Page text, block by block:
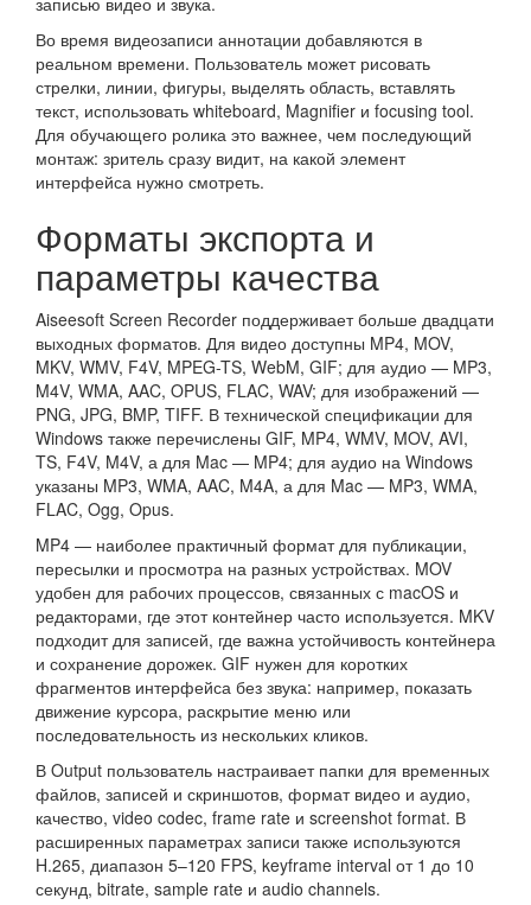
Во время видеозаписи аннотации добавляются в
реальном времени. Пользователь может рисовать
стрелки, линии, фигуры, выделять область, вставлять
текст, использовать whiteboard, Magnifier и focusing tool.
Для обучающего ролика это важнее, чем последующий
монтаж: зритель сразу видит, на какой элемент
интерфейса нужно смотреть.
Форматы экспорта и
параметры качества
Aiseesoft Screen Recorder поддерживает больше двадцати
выходных форматов. Для видео доступны MP4, MOV,
MKV, WMV, F4V, MPEG-TS, WebM, GIF; для аудио — MP3,
M4V, WMA, AAC, OPUS, FLAC, WAV; для изображений —
PNG, JPG, BMP, TIFF. В технической спецификации для
Windows также перечислены GIF, MP4, WMV, MOV, AVI,
TS, F4V, M4V, а для Mac — MP4; для аудио на Windows
указаны MP3, WMA, AAC, M4A, а для Mac — MP3, WMA,
FLAC, Ogg, Opus.
MP4 — наиболее практичный формат для публикации,
пересылки и просмотра на разных устройствах. MOV
удобен для рабочих процессов, связанных с macOS и
редакторами, где этот контейнер часто используется. MKV
подходит для записей, где важна устойчивость контейнера
и сохранение дорожек. GIF нужен для коротких
фрагментов интерфейса без звука: например, показать
движение курсора, раскрытие меню или
последовательность из нескольких кликов.
В Output пользователь настраивает папки для временных
файлов, записей и скриншотов, формат видео и аудио,
качество, video codec, frame rate и screenshot format. В
расширенных параметрах записи также используются
H.265, диапазон 5–120 FPS, keyframe interval от 1 до 10
секунд, bitrate, sample rate и audio channels.